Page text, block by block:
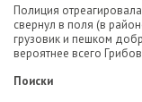
Полиция
свернул в поля (в
грузовик и пешком
вероятнее всего
Поиски